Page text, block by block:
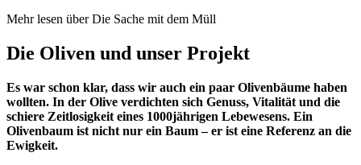
Mehr lesen über Die Sache mit dem Müll
Die Oliven und unser Projekt
Es war schon klar, dass wir auch ein paar Olivenbäume haben
wollten. In der Olive verdichten sich Genuss, Vitalität und die
schiere Zeitlosigkeit eines 1000jährigen Lebewesens. Ein
Olivenbaum ist nicht nur ein Baum – er ist eine Referenz an die
Ewigkeit.